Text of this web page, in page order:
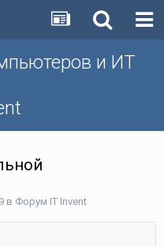
и ИТ
в Форум IT Invent